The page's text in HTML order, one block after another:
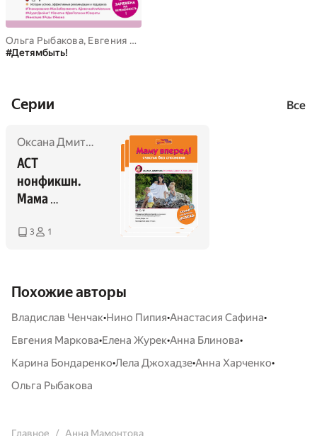
Ольга Рыбакова, Евгения Маркова
#Детямбыть!
Cерии Все
Оксана Дмитрова Наташа Мишина
АСТ
нонфикшн.
Мама
3 1
Похожие авторы
Владислав Ченчак•Нино Пипия•Анастасия Сафина•
Евгения Маркова•Елена Журек•Анна Блинова•
Карина Бондаренко•Лела Джохадзе•Анна Харченко•
Ольга Рыбакова
Главное Анна Мамонтова